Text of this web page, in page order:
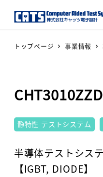
トップページ 事業情報
CHT3010ZZD
テストシステム
静特性 テストシステム
半導体テストシス
【IGBT, DIODE】